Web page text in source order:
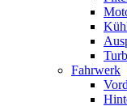
Fahrwerk